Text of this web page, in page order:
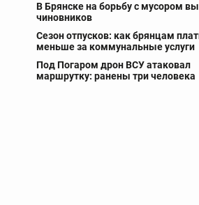
В Брянске на борьбу с мусором
чиновников
Сезон отпусков: как брянцам
меньше за коммунальные услуги
Под Погаром дрон ВСУ атаковал
маршрутку: ранены три человека